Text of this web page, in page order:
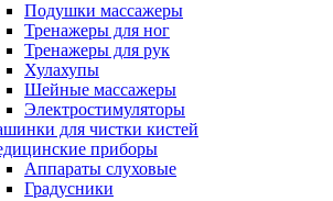
Подушки массажеры
Тренажеры для ног
Тренажеры для рук
Хулахупы
Шейные массажеры
Электростимуляторы
для чистки кистей
приборы
Аппараты слуховые
Градусники